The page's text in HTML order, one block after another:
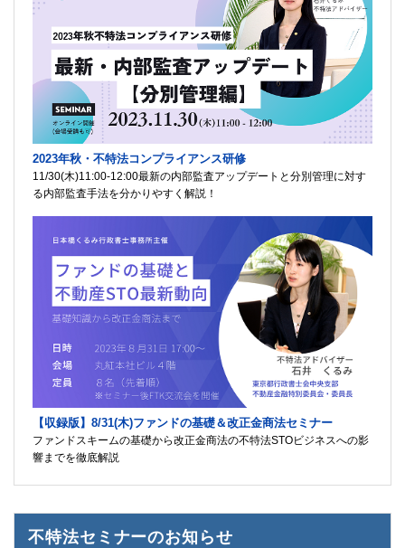
2023年秋・不特法コンプライアンス研修
11/30(木)11:00-12:00最新の内部監査アップデートと分別管理に対す
る内部監査手法を分かりやすく解説！
【収録版】8/31(木)ファンドの基礎＆改正金商法セミナー
ファンドスキームの基礎から改正金商法の不特法STOビジネスへの影
響までを徹底解説
不特法セミナーのお知らせ